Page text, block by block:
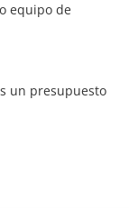
equipo de
un presupuesto